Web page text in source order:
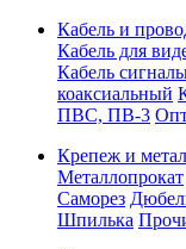
Кабель и
Кабель для
Кабель
коаксиальный
ПВС, ПВ-3
Крепеж и
Металлопрокат
Саморез
Шпилька